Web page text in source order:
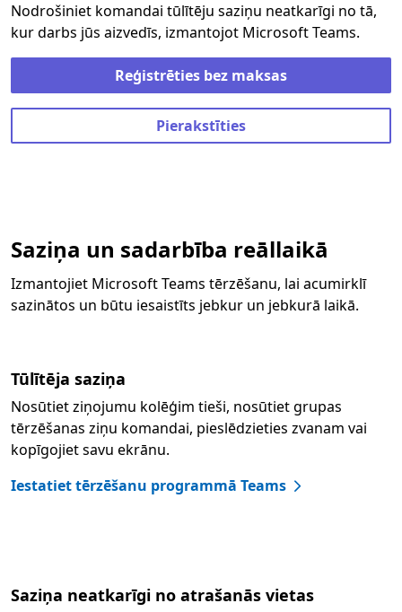
Nodrošiniet komandai tūlītēju saziņu neatkarīgi no tā,
kur darbs jūs aizvedīs, izmantojot Microsoft Teams.
Reģistrēties bez maksas
Pierakstīties
Saziņa un sadarbība reāllaikā
Izmantojiet Microsoft Teams tērzēšanu, lai acumirklī
sazinātos un būtu iesaistīts jebkur un jebkurā laikā.
Tūlītēja saziņa
Nosūtiet ziņojumu kolēģim tieši, nosūtiet grupas
tērzēšanas ziņu komandai, pieslēdzieties zvanam vai
kopīgojiet savu ekrānu.
Iestatiet tērzēšanu programmā Teams
Saziņa neatkarīgi no atrašanās vietas